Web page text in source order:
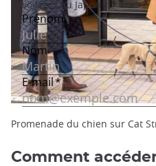
Promenade du chien sur Cat
Comment